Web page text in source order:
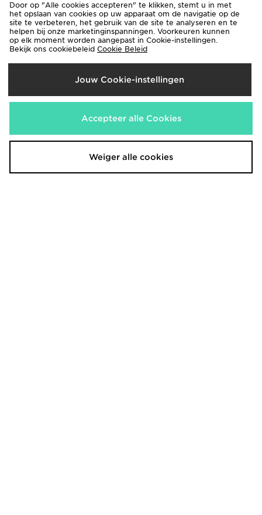
Denim Track Top Junior
€75,00
Junior
€40,00
Door op "Alle cookies accepteren" te klikken, stemt u in met
het opslaan van cookies op uw apparaat om de navigatie op de
site te verbeteren, het gebruik van de site te analyseren en te
helpen bij onze marketinginspanningen. Voorkeuren kunnen
op elk moment worden aangepast in Cookie-instellingen.
Bekijk ons cookiebeleid Cookie Beleid
Jouw Cookie-instellingen
Accepteer alle Cookies
Weiger alle cookies